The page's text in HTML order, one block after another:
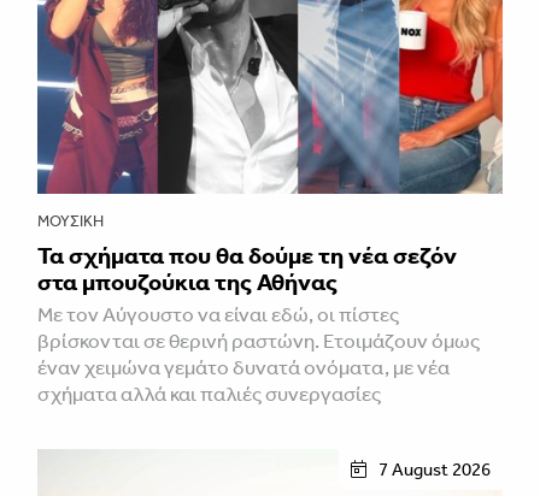
ΜΟΥΣΙΚΉ
Τα σχήματα που θα δούμε τη νέα σεζόν
στα μπουζούκια της Αθήνας
Με τον Αύγουστο να είναι εδώ, οι πίστες
βρίσκονται σε θερινή ραστώνη. Ετοιμάζουν όμως
έναν χειμώνα γεμάτο δυνατά ονόματα, με νέα
σχήματα αλλά και παλιές συνεργασίες
7 August 2026